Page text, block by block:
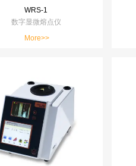
WRS-1
数字显微熔点仪
More>>